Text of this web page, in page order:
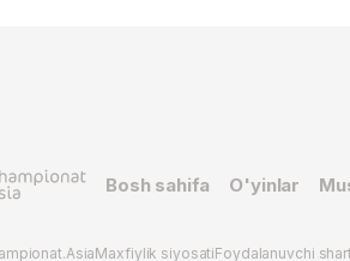
Bosh sahifa O'yinlar
Maxfiylik siyosatiFoydalanuvchi